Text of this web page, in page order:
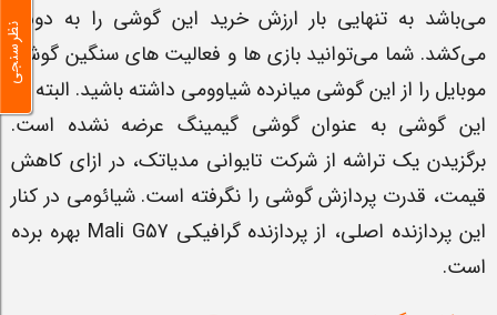
می‌باشد به تنهایی بار ارزش خرید این گوشی را به دوش
می‌کشد. شما می‌توانید بازی ها و فعالیت های سنگین گوشی
موبایل را از این گوشی میانرده شیاوومی داشته باشید. البته که
این گوشی به عنوان گوشی گیمینگ عرضه نشده است.
برگزیدن یک تراشه از شرکت تایوانی مدیاتک، در ازای کاهش
قیمت، قدرت پردازش گوشی را نگرفته است. شیائومی در کنار
این پردازنده اصلی، از پردازنده گرافیکی Mali G57 بهره برده
است.
نظرسنجی